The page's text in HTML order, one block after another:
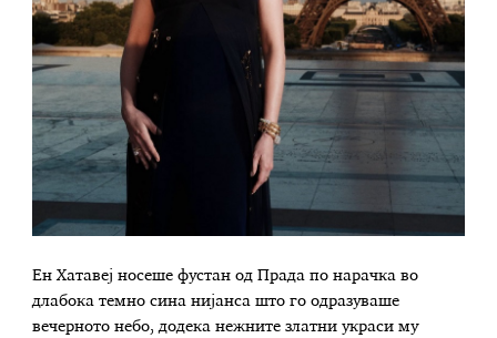
Ен Хатавеј носеше фустан од Прада по нарачка во
длабока темно сина нијанса што го одразуваше
вечерното небо, додека нежните златни украси му